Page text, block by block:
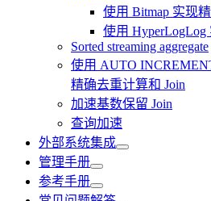
使用 Bitmap 实现
使用
Sorted streaming aggregate
使用 AUTO
精确去重计算和 Join
加速基数保留 Join
查询加速
外部系统集成
管理手册
参考手册